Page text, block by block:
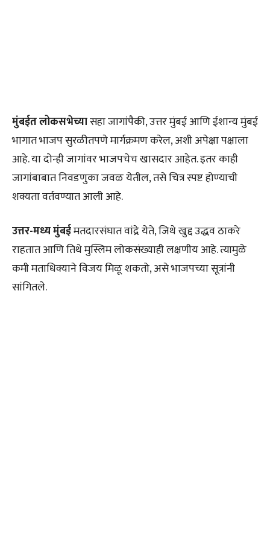
मुंबईत लोकसभेच्यासहा जागांपैकी, उत्तर मुंबई आणि ईशान्य मुंबई
भागात भाजप सुरळीतपणे मार्गक्रमण करेल, अशी अपेक्षा पक्षाला
आहे. या दोन्ही जागांवर भाजपचेच खासदार आहेत. इतर काही
जागांबाबात निवडणुका जवळ येतील, तसे चित्र स्पष्ट होण्याची
शक्यता वर्तवण्यात आली आहे.
उत्तर-मध्य मुंबईमतदारसंघात वांद्रे येते, जिथे खुद्द उद्धव ठाकरे
राहतात आणि तिथे मुस्लिम लोकसंख्याही लक्षणीय आहे. त्यामुळे
कमी मताधिक्याने विजय मिळू शकतो, असे भाजपच्या सूत्रांनी
सांगितले.